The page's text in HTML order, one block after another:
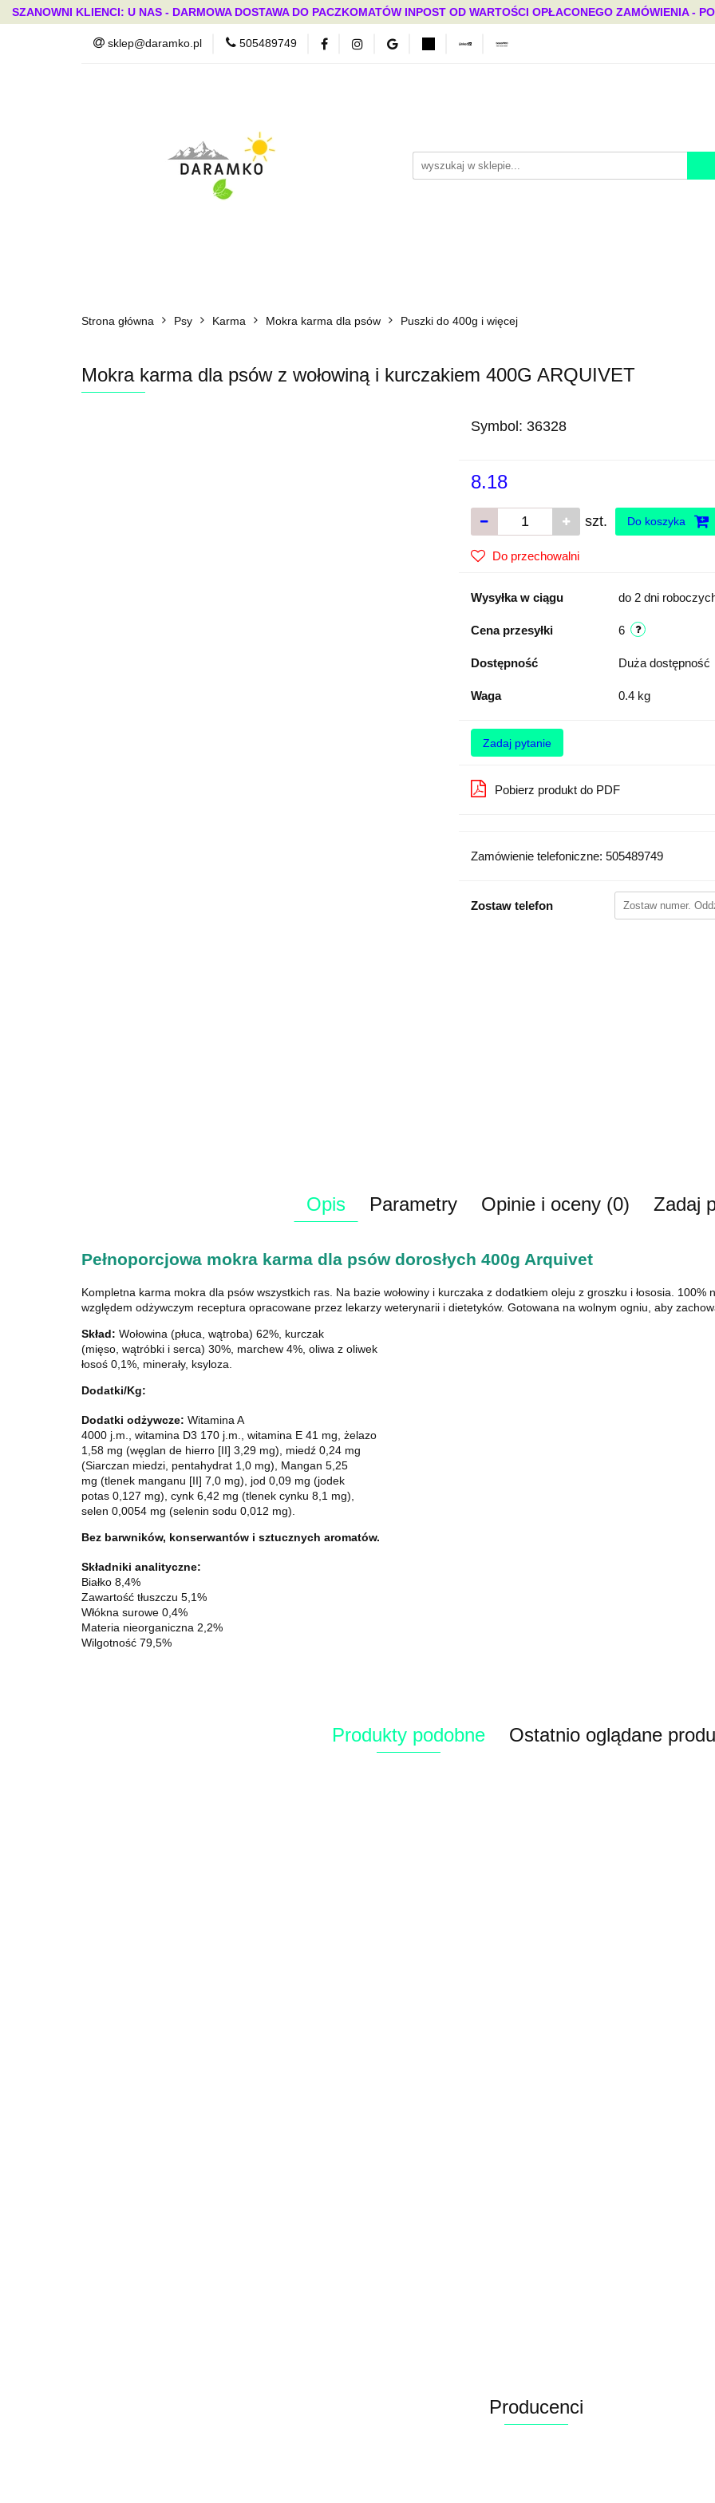
SZANOWNI KLIENCI: U NAS - DARMOWA DOSTAWA DO PACZKOMATÓW INPOST OD WARTOŚCI OPŁACONEGO ZAMÓWIENIA -
sklep@daramko.pl 505489749Nowości Bestsellery Mega okazje
Strona główna Psy Karma Mokra karma dla psów Puszki do 400g i więcej
Mokra karma dla psów z wołowiną i kurczakiem 400G ARQUIVET
Symbol: 36328
8.18
szt. Do koszyka
Do przechowalni
Wysyłka w ciągu do 2 dni
Cena przesyłki 6
Dostępność Duża dostępność
Waga 0.4 kg
Zadaj pytanie
Pobierz produkt do PDF
Zamówienie telefoniczne: 505489749
Zostaw telefon
Opis Parametry Opinie i oceny (0) Zadaj
Pełnoporcjowa mokra karma dla psów dorosłych 400g Arquivet
Kompletna karma mokra dla psów wszystkich ras. Na bazie wołowiny i kurczaka z dodatkiem oleju z groszku i łososia. 100%
względem odżywczym receptura opracowane przez lekarzy weterynarii i dietetyków. Gotowana na wolnym ogniu, aby
Skład: Wołowina (płuca, wątroba) 62%, kurczak
(mięso, wątróbki i serca) 30%, marchew 4%, oliwa z oliwek
łosoś 0,1%, minerały, ksyloza.
Dodatki/Kg:
Dodatki odżywcze: Witamina A
4000 j.m., witamina D3 170 j.m., witamina E 41 mg, żelazo
1,58 mg (węglan de hierro [II] 3,29 mg), miedź 0,24 mg
(Siarczan miedzi, pentahydrat 1,0 mg), Mangan 5,25
mg (tlenek manganu [II] 7,0 mg), jod 0,09 mg (jodek
potas 0,127 mg), cynk 6,42 mg (tlenek cynku 8,1 mg),
selen 0,0054 mg (selenin sodu 0,012 mg).
Bez barwników, konserwantów i sztucznych aromatów.
Składniki analityczne:
Białko 8,4%
Zawartość tłuszczu 5,1%
Włókna surowe 0,4%
Materia nieorganiczna 2,2%
Wilgotność 79,5%
Produkty podobne Ostatnio oglądane
Producenci